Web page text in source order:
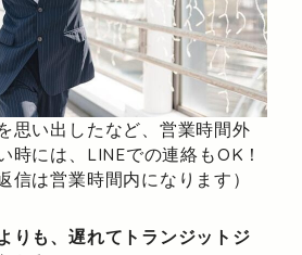
思い出したなど、営業時間外
時には、LINEでの連絡もOK！
信は営業時間内になります）
りも、遅れてトランジットジ